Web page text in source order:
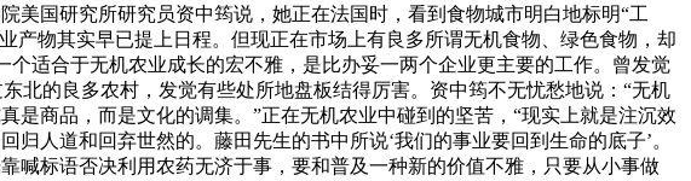
美国研究所研究员资中筠说，她正在法国时，看到食物城市明白地标明“工
产物其实早已提上日程。但现正在市场上有良多所谓无机食物、绿色食物，却
适合于无机农业成长的宏不雅，是比办妥一两个企业更主要的工作。曾发觉
北的良多农村，发觉有些处所地盘板结得厉害。资中筠不无忧愁地说：“无机
商品，而是文化的调集。”正在无机农业中碰到的坚苦，“现实上就是注沉效
人道和回弃世然的。藤田先生的书中所说‘我们的事业要回到生命的底子’。
喊标语否决利用农药无济于事，要和普及一种新的价值不雅，只要从小事做